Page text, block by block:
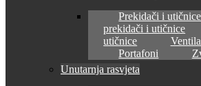
Prekidači i utičnice
prekidači i utičnice
utičnice
Portafoni
Unutarnja rasvjeta